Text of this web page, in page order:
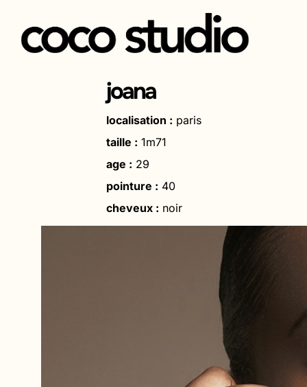
Aller
joana
localisation : paris
taille : 1m71
age : 29
pointure : 40
cheveux : noir